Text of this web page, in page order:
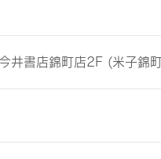
井書店錦町店2F (米子錦